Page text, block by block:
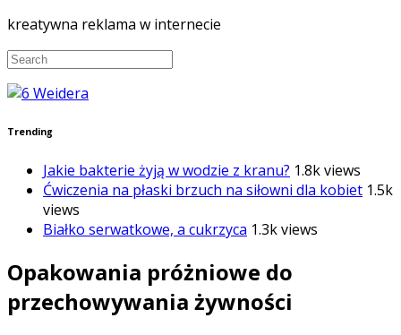
kreatywna reklama w internecie
Trending
Jakie bakterie żyją w wodzie z kranu? 1.8k views
Ćwiczenia na płaski brzuch na siłowni dla kobiet 1.5k
views
Białko serwatkowe, a cukrzyca 1.3k views
Opakowania próżniowe do
przechowywania żywności